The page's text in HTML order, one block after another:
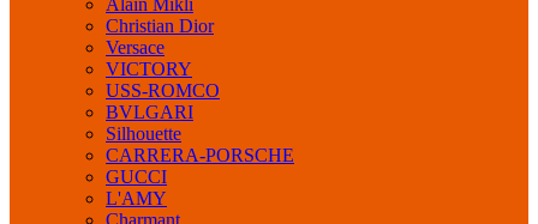
Alain Mikli
Christian Dior
Versace
VICTORY
USS-ROMCO
BVLGARI
Silhouette
CARRERA-PORSCHE
GUCCI
L'AMY
Charmant